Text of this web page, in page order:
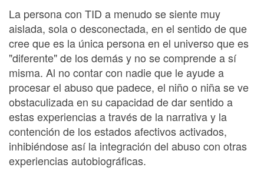
La persona con TID a menudo se siente muy
aislada, sola o desconectada, en el sentido de que
cree que es la única persona en el universo que es
"diferente" de los demás y no se comprende a sí
misma. Al no contar con nadie que le ayude a
procesar el abuso que padece, el niño o niña se ve
obstaculizada en su capacidad de dar sentido a
estas experiencias a través de la narrativa y la
contención de los estados afectivos activados,
inhibiéndose así la integración del abuso con otras
experiencias autobiográficas.